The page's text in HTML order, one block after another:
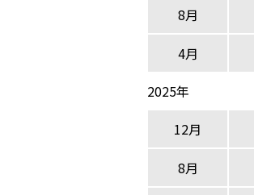
8月
4月
2025年
12月
8月